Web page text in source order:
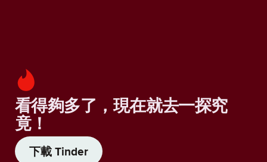
看得夠多了，現在就去一探究
竟！
下載 Tinder